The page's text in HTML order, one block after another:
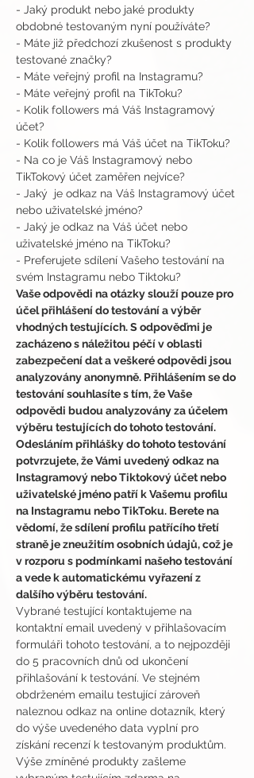
- Jaký produkt nebo jaké produkty
obdobné testovaným nyní používáte?
- Máte již předchozí zkušenost s produkty
testované značky?
- Máte veřejný profil na Instagramu?
- Máte veřejný profil na TikToku?
- Kolik followers má Váš Instagramový
účet?
- Kolik followers má Váš účet na TikToku?
- Na co je Váš Instagramový nebo
TikTokový účet zaměřen nejvíce?
- Jaký  je odkaz na Váš Instagramový účet
nebo uživatelské jméno?
- Jaký je odkaz na Váš účet nebo
uživatelské jméno na TikToku?
- Preferujete sdílení Vašeho testování na
svém Instagramu nebo Tiktoku?
Vaše odpovědi na otázky slouží pouze pro
účel přihlášení do testování a výběr
vhodných testujících. S odpověďmi je
zacházeno s náležitou péčí v oblasti
zabezpečení dat a veškeré odpovědi jsou
analyzovány anonymně. Přihlášením se do
testování souhlasíte s tím, že Vaše
odpovědi budou analyzovány za účelem
výběru testujících do tohoto testování.
Odesláním přihlášky do tohoto testování
potvrzujete, že Vámi uvedený odkaz na
Instagramový nebo Tiktokový účet nebo
uživatelské jméno patří k Vašemu profilu
na Instagramu nebo TikToku. Berete na
vědomí, že sdílení profilu patřícího třetí
straně je zneužitím osobních údajů, což je
v rozporu s podmínkami našeho testování
a vede k automatickému vyřazení z
dalšího výběru testování.
Vybrané testující kontaktujeme na
kontaktní email uvedený v přihlašovacím
formuláři tohoto testování, a to nejpozději
do 5 pracovních dnů od ukončení
přihlašování k testování. Ve stejném
obdrženém emailu testující zároveň
naleznou odkaz na online dotazník, který
do výše uvedeného data vyplní pro
získání recenzí k testovaným produktům.
Výše zmíněné produkty zašleme